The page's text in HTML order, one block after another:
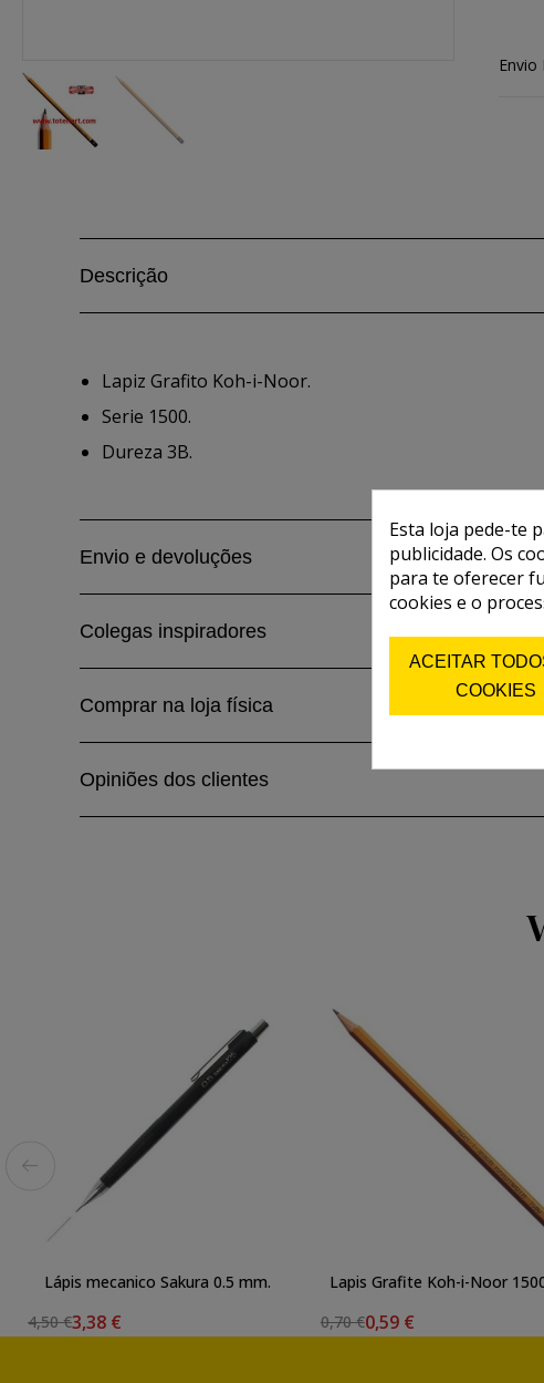
Descrição
Lapiz Grafito Koh-i-Noor.
Serie 1500.
Dureza 3B.
Envio e devoluções
Colegas inspiradores
Comprar na loja física
Opiniões dos clientes
Lápis mecanico Sakura 0.5 mm.
4,50 €3,38 €
Lapis Grafite Koh-i-Noor
0,70 €0,59 €
Esta loja pede-te
publicidade. Os
para te oferecer
cookies e o
ACEITAR
COOKIES